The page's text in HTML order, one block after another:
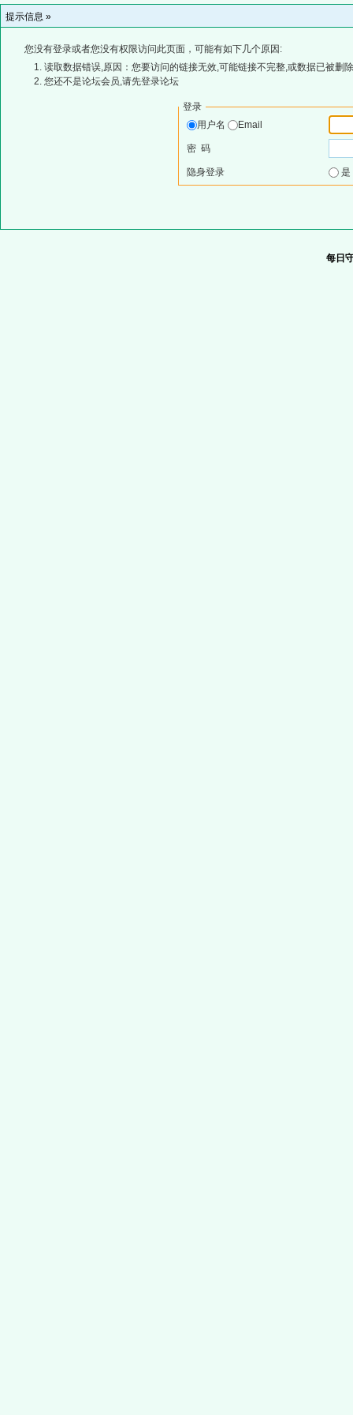
提示信息 »
您没有登录或者您没有权限访问此页面，可能有如下几个原因:
读取数据错误,原因：您要访问的链接无效,可能链接不完整,或数据已被删
您还不是论坛会员,请先登录论坛
登录
用户名
Email
密 码
隐身登录
每日